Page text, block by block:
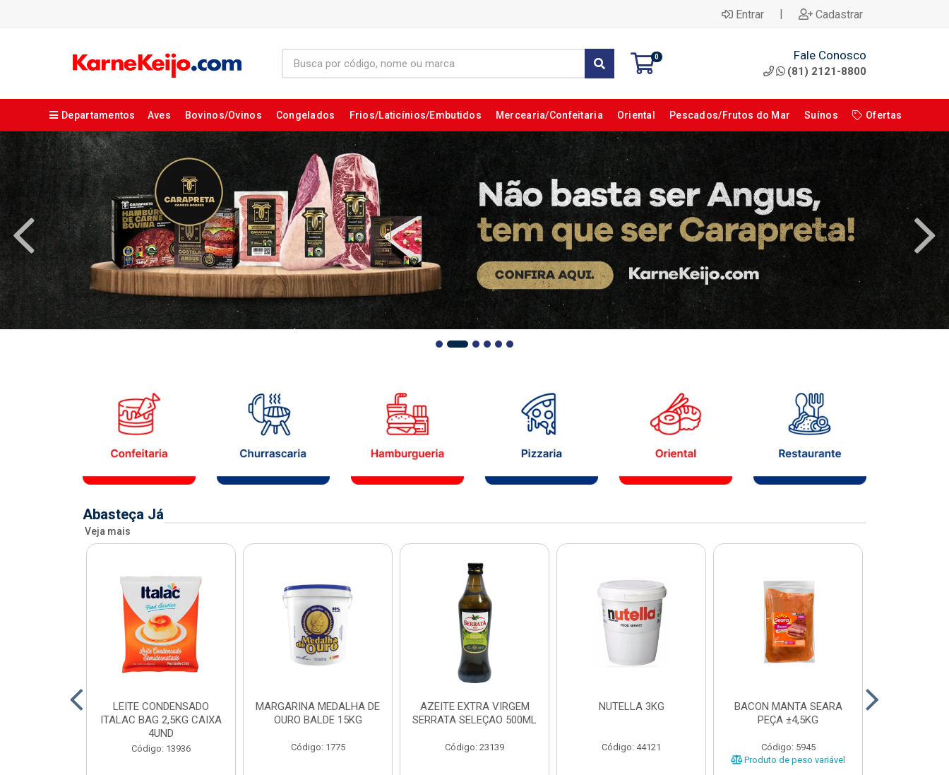
Entrar | Cadastrar
0 Fale Conosco
(81) 2121-8800
Departamentos Aves Bovinos/Ovinos Congelados Frios/Laticínios/Embutidos Mercearia/Confeitaria Oriental Pescados/Frutos do Mar Suínos Ofertas
Abasteça Já
Veja mais
LEITE CONDENSADO
ITALAC BAG 2,5KG CAIXA
4UND
Código: 13936
MARGARINA MEDALHA DE
OURO BALDE 15KG
Código: 1775
AZEITE EXTRA VIRGEM
SERRATA SELEÇAO 500ML
Código: 23139
NUTELLA 3KG
Código: 44121
BACON MANTA SEARA
PEÇA ±4,5KG
Código: 5945
Produto de peso variável